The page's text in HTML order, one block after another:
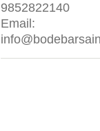
9852822140
Email: